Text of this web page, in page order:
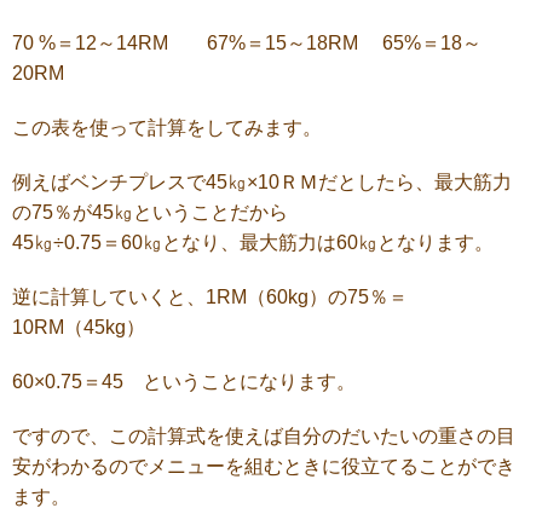
70 %＝12～14RM 67%＝15～18RM 65%＝18～
20RM
この表を使って計算をしてみます。
例えばベンチプレスで45㎏×10ＲＭだとしたら、最大筋力
の75％が45㎏ということだから
45㎏÷0.75＝60㎏となり、最大筋力は60㎏となります。
逆に計算していくと、1RM（60kg）の75％＝
10RM（45kg）
60×0.75＝45 ということになります。
ですので、この計算式を使えば自分のだいたいの重さの目
安がわかるのでメニューを組むときに役立てることができ
ます。